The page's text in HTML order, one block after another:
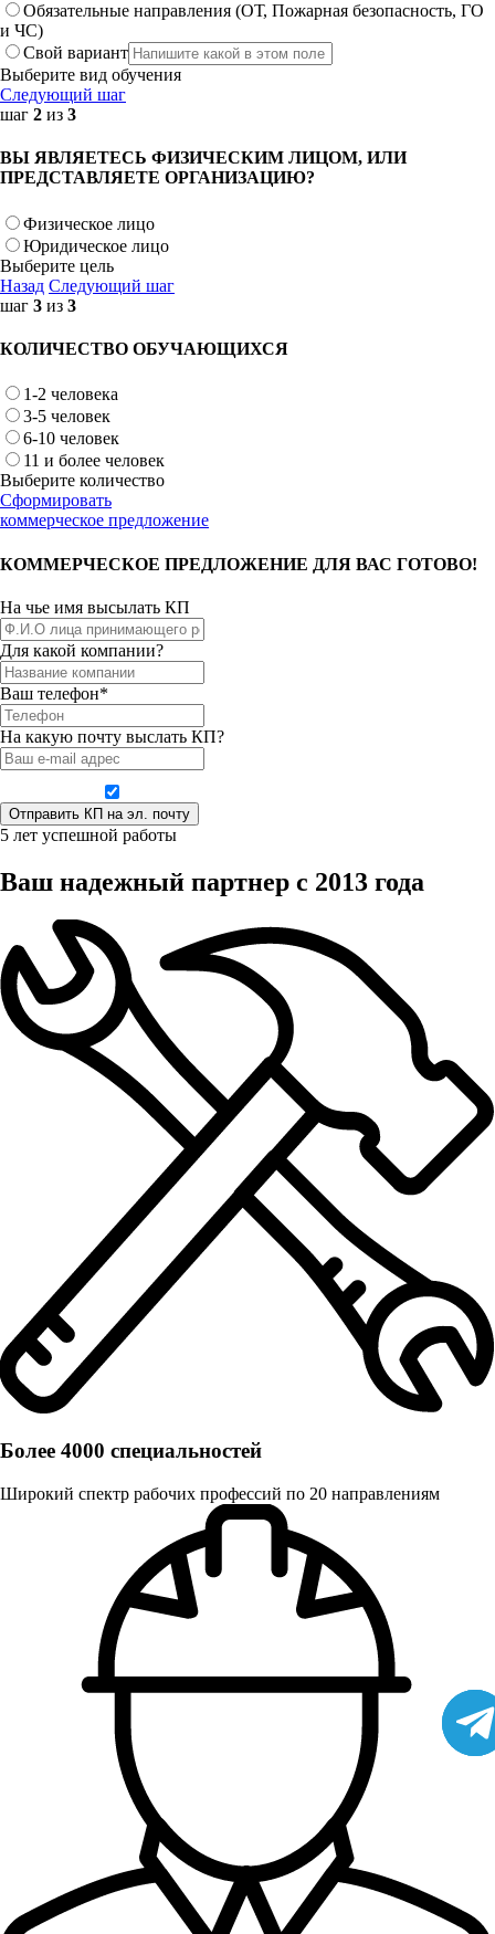
Обязательные направления (ОТ, Пожарная безопасность, ГО
и ЧС)
Свой вариант
Выберите вид обучения
Следующий шаг
шаг 2 из 3
ВЫ ЯВЛЯЕТЕСЬ ФИЗИЧЕСКИМ ЛИЦОМ, ИЛИ
ПРЕДСТАВЛЯЕТЕ ОРГАНИЗАЦИЮ?
Физическое лицо
Юридическое лицо
Выберите цель
Назад Следующий шаг
шаг 3 из 3
КОЛИЧЕСТВО ОБУЧАЮЩИХСЯ
1-2 человека
3-5 человек
6-10 человек
11 и более человек
Выберите количество
Сформировать
коммерческое предложение
КОММЕРЧЕСКОЕ ПРЕДЛОЖЕНИЕ ДЛЯ ВАС ГОТОВО!
На чье имя высылать КП
Для какой компании?
Ваш телефон*
На какую почту выслать КП?
5 лет успешной работы
Ваш надежный партнер с 2013 года
Более 4000 специальностей
Широкий спектр рабочих профессий по 20 направлениям